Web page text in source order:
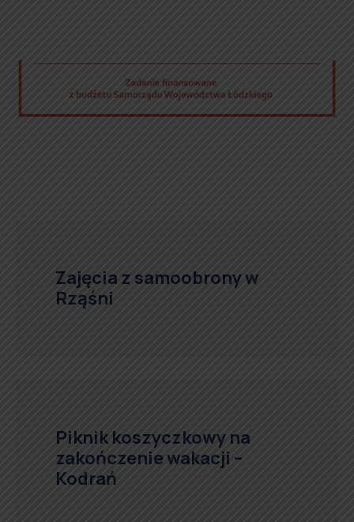
Zajęcia z samoobrony w
Rząśni
Piknik koszyczkowy na
zakończenie wakacji –
Kodrań